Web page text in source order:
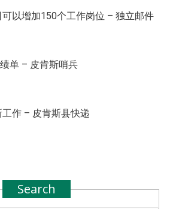
以增加150个工作岗位 – 独立邮件
单 – 皮肯斯哨兵
作 – 皮肯斯县快递
Search